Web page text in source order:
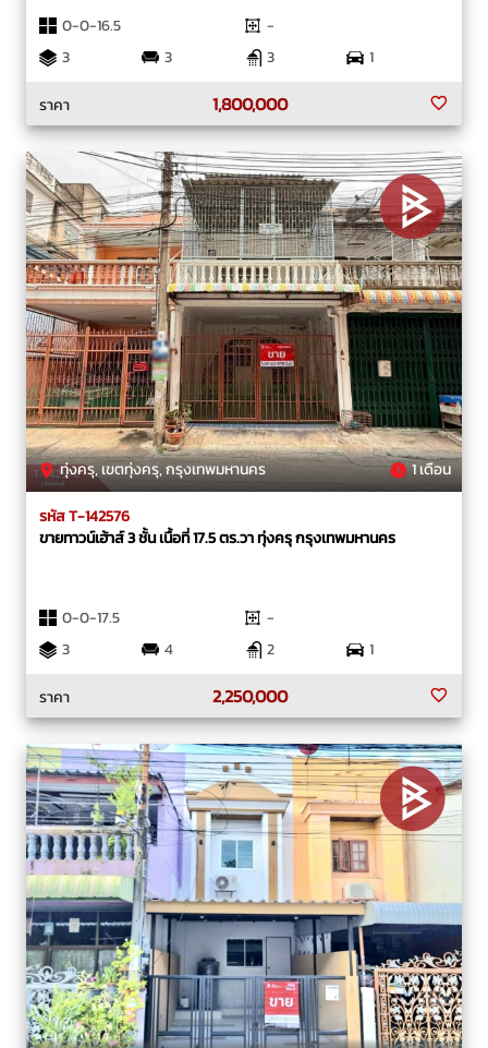
0-0-16.5
-
3
3 3
1
ราคา
1,800,000
ทุ่งครุ, เขตทุ่งครุ, กรุงเทพมหานคร 1 เดือน
รหัส T-142576
ขายทาวน์เฮ้าส์ 3 ชั้น เนื้อที่ 17.5 ตร.วา ทุ่งครุ กรุงเทพมหานคร
0-0-17.5
-
3
4 2
1
ราคา
2,250,000